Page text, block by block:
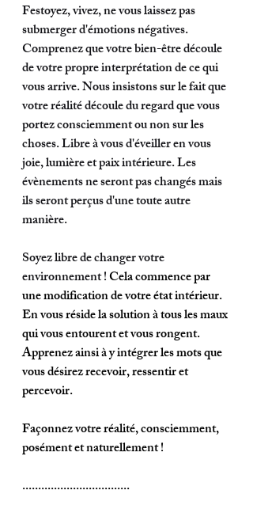
Festoyez, vivez, ne vous laissez pas
submerger d'émotions négatives.
Comprenez que votre bien-être découle
de votre propre interprétation de ce qui
vous arrive. Nous insistons sur le fait que
votre réalité découle du regard que vous
portez consciemment ou non sur les
choses. Libre à vous d'éveiller en vous
joie, lumière et paix intérieure. Les
évènements ne seront pas changés mais
ils seront perçus d'une toute autre
manière.
Soyez libre de changer votre
environnement ! Cela commence par
une modification de votre état intérieur.
En vous réside la solution à tous les maux
qui vous entourent et vous rongent.
Apprenez ainsi à y intégrer les mots que
vous désirez recevoir, ressentir et
percevoir.
Façonnez votre réalité, consciemment,
posément et naturellement !
..................................